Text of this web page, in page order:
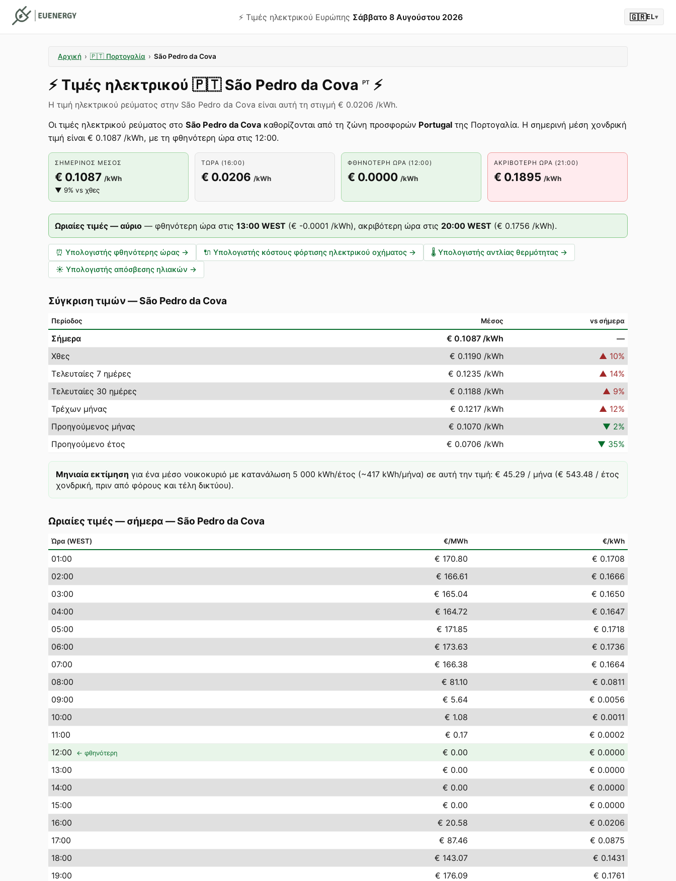
⚡️ Τιμές ηλεκτρικού Ευρώπης Σάββατο 8 Αυγούστου 2026 🇬🇷EL▾
Αρχική › 🇵🇹 Πορτογαλία › São Pedro da Cova
⚡️ Τιμές ηλεκτρικού 🇵🇹 São Pedro da Cova PT ⚡️
Η τιμή ηλεκτρικού ρεύματος στην São Pedro da Cova είναι αυτή τη στιγμή € 0.0206 /kWh.
Οι τιμές ηλεκτρικού ρεύματος στο São Pedro da Cova καθορίζονται από τη ζώνη προσφορών Portugal της Πορτογαλία. Η σημερινή μέση χονδρική
τιμή είναι € 0.1087 /kWh, με τη φθηνότερη ώρα στις 12:00.
ΣΗΜΕΡΙΝΌΣ ΜΈΣΟΣ
€ 0.1087 /kWh
▼ 9% vs χθες
ΤΏΡΑ (16:00)
€ 0.0206 /kWh
ΦΘΗΝΌΤΕΡΗ ΏΡΑ (12:00)
€ 0.0000 /kWh
ΑΚΡΙΒΌΤΕΡΗ ΏΡΑ (21:00)
€ 0.1895 /kWh
Ωριαίες τιμές — αύριο — φθηνότερη ώρα στις 13:00 WEST (€ -0.0001 /kWh), ακριβότερη ώρα στις 20:00 WEST (€ 0.1756 /kWh).
⏰ Υπολογιστής φθηνότερης ώρας → 🔌 Υπολογιστής κόστους φόρτισης ηλεκτρικού οχήματος → 🌡️ Υπολογιστής αντλίας θερμότητας →
☀️ Υπολογιστής απόσβεσης ηλιακών →
Σύγκριση τιμών —São Pedro da Cova
Περίοδος Μέσος vs σήμερα
Σήμερα € 0.1087 /kWh
—
Χθες
€ 0.1190 /kWh ▲ 10%
Τελευταίες 7 ημέρες
€ 0.1235 /kWh ▲ 14%
Τελευταίες 30 ημέρες
€ 0.1188 /kWh ▲ 9%
Τρέχων μήνας
€ 0.1217 /kWh ▲ 12%
Προηγούμενος μήνας
€ 0.1070 /kWh ▼ 2%
Προηγούμενο έτος
€ 0.0706 /kWh ▼ 35%
Μηνιαία εκτίμηση για ένα μέσο νοικοκυριό με κατανάλωση 5 000 kWh/έτος (~417 kWh/μήνα) σε αυτή την τιμή: € 45.29 / μήνα (€ 543.48 / έτος
χονδρική, πριν από φόρους και τέλη δικτύου).
Ωριαίες τιμές — σήμερα —São Pedro da Cova
Ώρα (WEST) €/MWh €/kWh
01:00 € 170.80
€ 0.1708
02:00 € 166.61
€ 0.1666
03:00 € 165.04
€ 0.1650
04:00 € 164.72
€ 0.1647
05:00 € 171.85
€ 0.1718
06:00 € 173.63
€ 0.1736
07:00 € 166.38
€ 0.1664
08:00 € 81.10
€ 0.0811
09:00 € 5.64
€ 0.0056
10:00 € 1.08
€ 0.0011
11:00 € 0.17
€ 0.0002
12:00 ← φθηνότερη € 0.00
€ 0.0000
13:00 € 0.00
€ 0.0000
14:00 € 0.00
€ 0.0000
15:00 € 0.00
€ 0.0000
16:00 € 20.58
€ 0.0206
17:00 € 87.46
€ 0.0875
18:00 € 143.07
€ 0.1431
19:00 € 176.09
€ 0.1761